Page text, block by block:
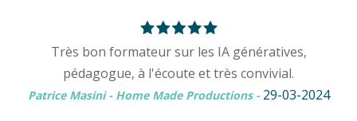
Très bon formateur sur les IA génératives,
pédagogue, à l'écoute et très convivial.
Patrice Masini - Home Made Productions - 29-03-2024